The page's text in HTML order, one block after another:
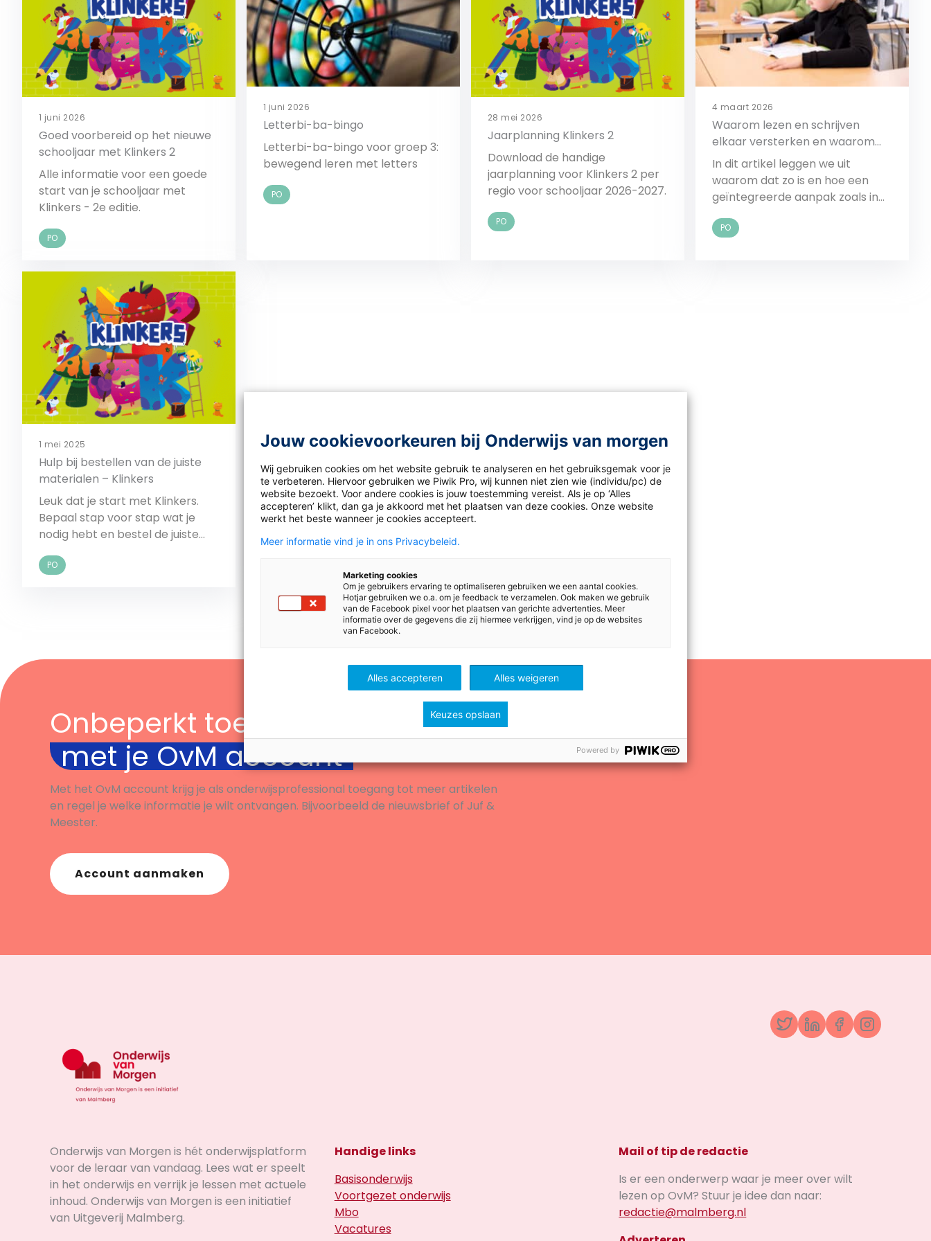
1 juni 2026
Goed voorbereid op het nieuwe
schooljaar met Klinkers 2
Alle informatie voor een goede
start van je schooljaar met
Klinkers - 2e editie.
PO
1 juni 2026
Letterbi-ba-bingo
Letterbi-ba-bingo voor groep 3:
bewegend leren met letters
PO
28 mei 2026
Jaarplanning Klinkers 2
Download de handige
jaarplanning voor Klinkers 2 per
regio voor schooljaar 2026-2027.
PO
4 maart 2026
Waarom lezen en schrijven
elkaar versterken en waarom
dat zo belangrijk is
In dit artikel leggen we uit
waarom dat zo is en hoe een
geïntegreerde aanpak zoals in
versterking optimaal benut.
PO
1 mei 2025
Hulp bij bestellen van de juiste
materialen – Klinkers
Leuk dat je start met Klinkers.
Bepaal stap voor stap wat je
nodig hebt en bestel de juiste
eenvoudig.
PO
Onbeperkt toegang
met je OvM account
Met het OvM account krijg je als onderwijsprofessional toegang tot meer artikelen
en regel je welke informatie je wilt ontvangen. Bijvoorbeeld de nieuwsbrief of Juf &
Meester.
Account aanmaken
TwitterLinkedInFacebook
Onderwijs van Morgen is hét onderwijsplatform
voor de leraar van vandaag. Lees wat er speelt
in het onderwijs en verrijk je lessen met actuele
inhoud. Onderwijs van Morgen is een initiatief
van Uitgeverij Malmberg.
Handige links
Basisonderwijs
Voortgezet onderwijs
Mbo
Vacatures
Mail of tip de redactie
Is er een onderwerp waar je meer over wilt
lezen op OvM? Stuur je idee dan naar:
redactie@malmberg.nl
Jouw cookievoorkeuren bij Onderwijs van morgen
Wij gebruiken cookies om het website gebruik te analyseren en het gebruiksgemak voor je
te verbeteren. Hiervoor gebruiken we Piwik Pro, wij kunnen niet zien wie (individu/pc) de
website bezoekt. Voor andere cookies is jouw toestemming vereist. Als je op ‘Alles
accepteren’ klikt, dan ga je akkoord met het plaatsen van deze cookies. Onze website
werkt het beste wanneer je cookies accepteert.
Meer informatie vind je in ons Privacybeleid.
Marketing cookies
Om je gebruikers ervaring te optimaliseren gebruiken we een aantal cookies.
Hotjar gebruiken we o.a. om je feedback te verzamelen. Ook maken we gebruik
van de Facebook pixel voor het plaatsen van gerichte advertenties. Meer
informatie over de gegevens die zij hiermee verkrijgen, vind je op de websites
van Facebook.
Alles accepteren Alles weigeren
Keuzes opslaan
Powered by